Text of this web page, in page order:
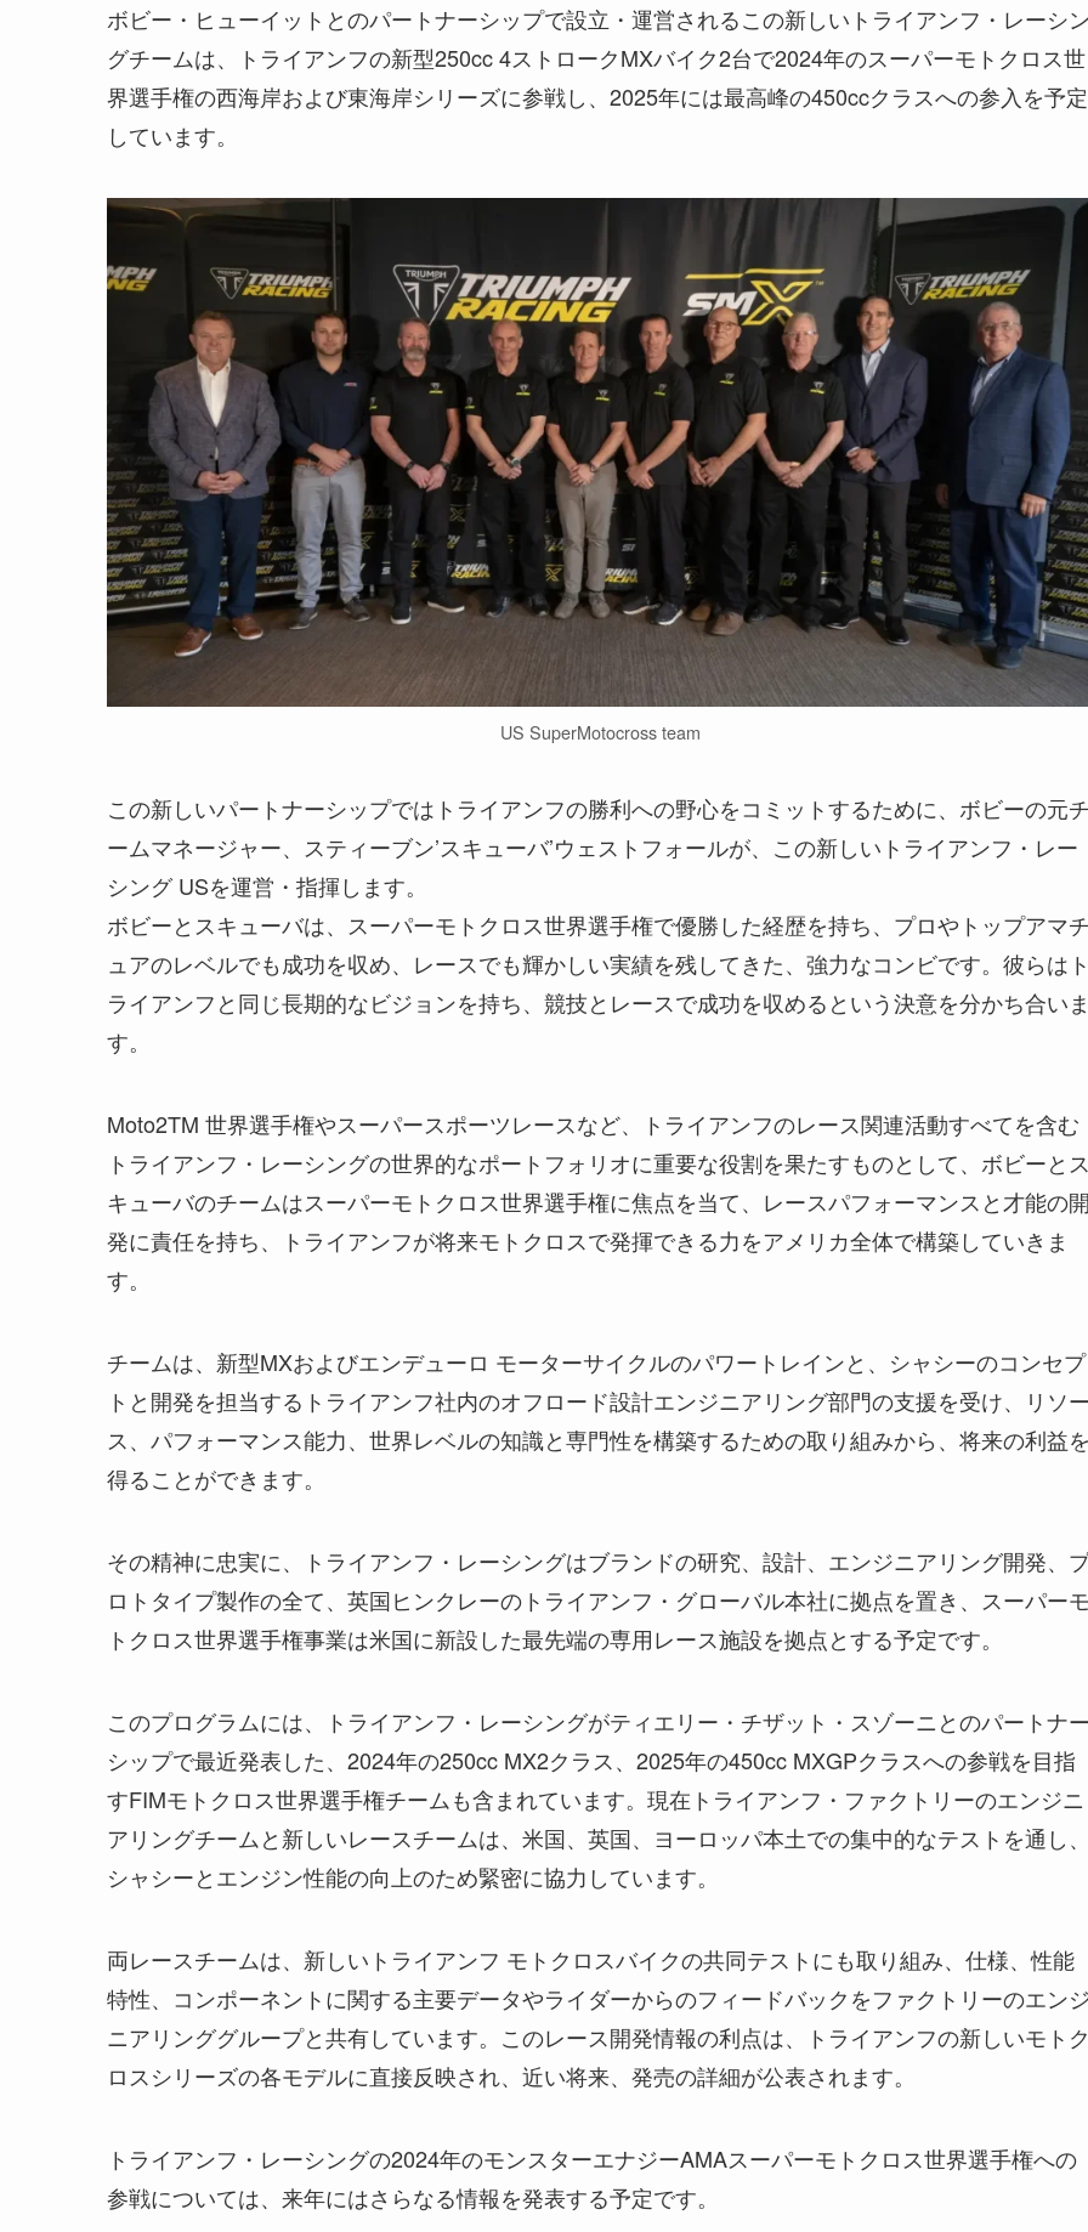
ボビー・ヒューイットとのパートナーシップで設立・運営されるこの新しいトライアンフ・レーシ
グチームは、トライアンフの新型250cc 4ストロークMXバイク2台で2024年のスーパーモトクロス世
界選手権の西海岸および東海岸シリーズに参戦し、2025年には最高峰の450ccクラスへの参入を予定
しています。
US SuperMotocross team
この新しいパートナーシップではトライアンフの勝利への野心をコミットするために、ボビーの元
ームマネージャー、スティーブン’スキューバ’ウェストフォールが、この新しいトライアンフ・レー
シング USを運営・指揮します。
ボビーとスキューバは、スーパーモトクロス世界選手権で優勝した経歴を持ち、プロやトップアマ
ュアのレベルでも成功を収め、レースでも輝かしい実績を残してきた、強力なコンビです。彼らは
ライアンフと同じ長期的なビジョンを持ち、競技とレースで成功を収めるという決意を分かち合い
す。
Moto2TM 世界選手権やスーパースポーツレースなど、トライアンフのレース関連活動すべてを含む
トライアンフ・レーシングの世界的なポートフォリオに重要な役割を果たすものとして、ボビーと
キューバのチームはスーパーモトクロス世界選手権に焦点を当て、レースパフォーマンスと才能の
発に責任を持ち、トライアンフが将来モトクロスで発揮できる力をアメリカ全体で構築していきま
す。
チームは、新型MXおよびエンデューロ モーターサイクルのパワートレインと、シャシーのコンセプ
トと開発を担当するトライアンフ社内のオフロード設計エンジニアリング部門の支援を受け、リソ
ス、パフォーマンス能力、世界レベルの知識と専門性を構築するための取り組みから、将来の利益
得ることができます。
その精神に忠実に、トライアンフ・レーシングはブランドの研究、設計、エンジニアリング開発、
ロトタイプ製作の全て、英国ヒンクレーのトライアンフ・グローバル本社に拠点を置き、スーパー
トクロス世界選手権事業は米国に新設した最先端の専用レース施設を拠点とする予定です。
このプログラムには、トライアンフ・レーシングがティエリー・チザット・スゾーニとのパートナ
シップで最近発表した、2024年の250cc MX2クラス、2025年の450cc MXGPクラスへの参戦を目指
すFIMモトクロス世界選手権チームも含まれています。現在トライアンフ・ファクトリーのエンジニ
アリングチームと新しいレースチームは、米国、英国、ヨーロッパ本土での集中的なテストを通し
シャシーとエンジン性能の向上のため緊密に協力しています。
両レースチームは、新しいトライアンフ モトクロスバイクの共同テストにも取り組み、仕様、性能
特性、コンポーネントに関する主要データやライダーからのフィードバックをファクトリーのエン
ニアリンググループと共有しています。このレース開発情報の利点は、トライアンフの新しいモト
ロスシリーズの各モデルに直接反映され、近い将来、発売の詳細が公表されます。
トライアンフ・レーシングの2024年のモンスターエナジーAMAスーパーモトクロス世界選手権への
参戦については、来年にはさらなる情報を発表する予定です。